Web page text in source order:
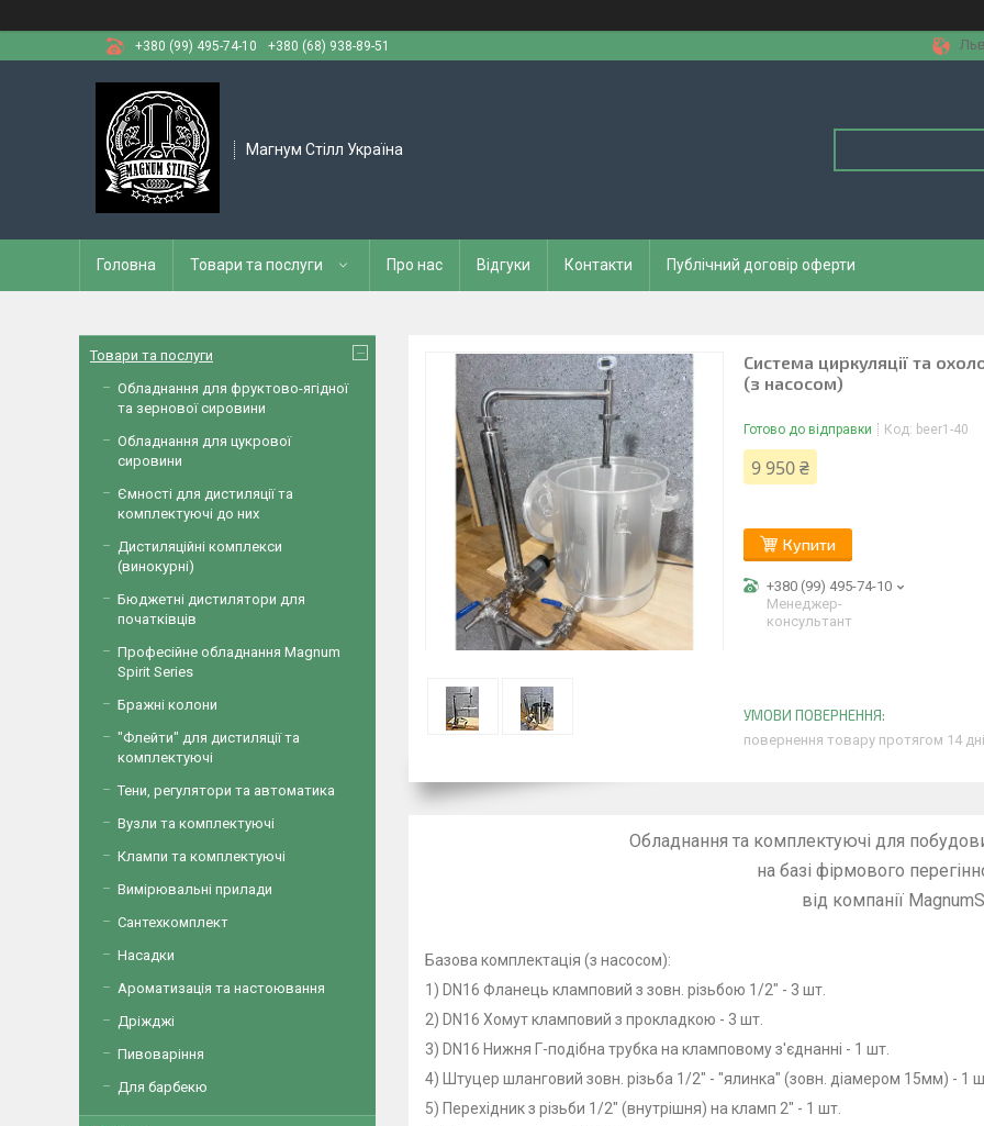
+380 (99) 495-74-10 +380 (68) 938-89-51
Магнум Стілл Україна
Головна Товари та послуги Про нас Відгуки Контакти Публічний договір оферти
Система циркуляції та
(з насосом)
Готово до відправки Код: beer1-40
9 950 ₴
Купити
+380 (99) 495-74-10
Менеджер-
консультант
повернення товару протягом 14
Обладнання та комплектуючі для
на базі фірмового
від компанії
Базова комплектація (з насосом):
1) DN16 Фланець кламповий з зовн. різьбою 1/2" - 3 шт.
2) DN16 Хомут кламповий з прокладкою - 3 шт.
3) DN16 Нижня Г-подібна трубка на кламповому з'єднанні - 1 шт.
4) Штуцер шланговий зовн. різьба 1/2" - "ялинка" (зовн. діамером 15мм) - 1
5) Перехідник з різьби 1/2" (внутрішня) на кламп 2" - 1 шт.
Товари та послуги
Обладнання для фруктово-ягідної
та зернової сировини
Обладнання для цукрової
сировини
Ємності для дистиляції та
комплектуючі до них
Дистиляційні комплекси
(винокурні)
Бюджетні дистилятори для
початківців
Професійне обладнання Magnum
Spirit Series
Бражні колони
"Флейти" для дистиляції та
комплектуючі
Тени, регулятори та автоматика
Вузли та комплектуючі
Клампи та комплектуючі
Вимірювальні прилади
Сантехкомплект
Насадки
Ароматизація та настоювання
Дріжджі
Пивоваріння
Для барбекю